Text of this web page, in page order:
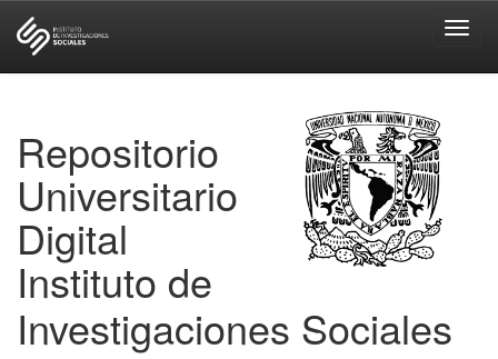
Repositorio
Universitario
Digital
Instituto de
Investigaciones Sociales